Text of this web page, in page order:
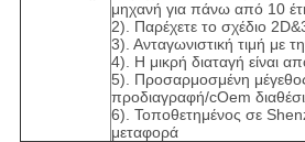
μηχανή για πάνω από 10
2). Παρέχετε το σχέδιο
3). Ανταγωνιστική τιμή με
4). Η μικρή διαταγή είναι
5). Προσαρμοσμένη
προδιαγραφή/cOem
6). Τοποθετημένος σε
μεταφορά